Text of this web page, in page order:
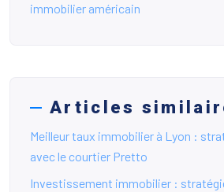
immobilier américain
Articles
Meilleur taux immobilier à Lyon :
avec le courtier Pretto
Investissement immobilier :